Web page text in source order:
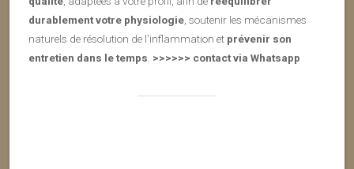
durablement votre physiologie , soutenir les mécanismes
naturels de résolution de l’inflammation et prévenir son
entretien dans le temps >>>>>> contact via Whatsapp